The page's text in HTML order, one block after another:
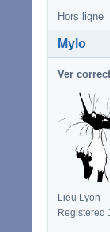
Hors ligne
Mylo
Ver
Lieu Lyon
Registered